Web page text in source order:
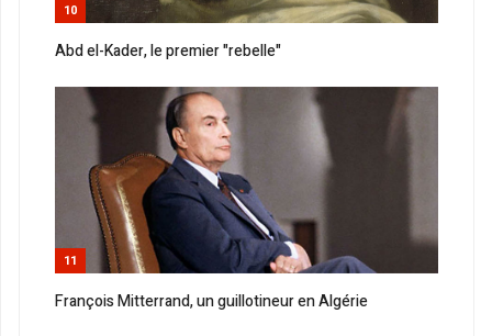
10
Abd el-Kader, le premier "rebelle"
11
François Mitterrand, un guillotineur en Algérie